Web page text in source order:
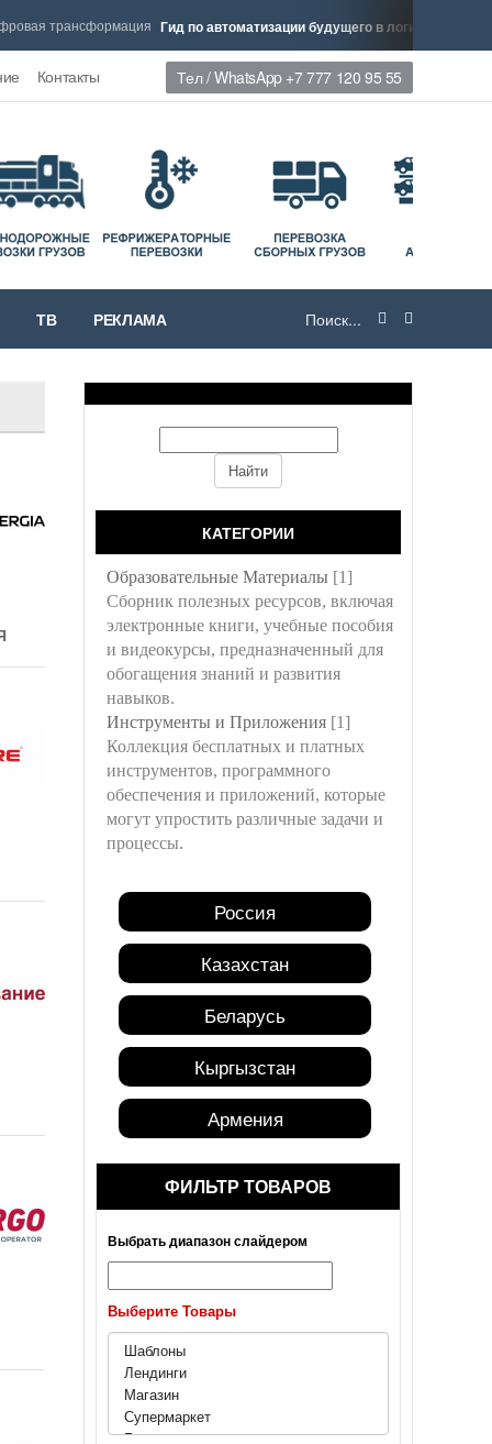
трансформация Гид по автоматизации будущего в логистике
Тел / WhatsApp +7 777 120 95 55
Контакты
ТВ РЕКЛАМА
КАТЕГОРИИ
Образовательные Материалы [1]
Сборник полезных ресурсов, включая
электронные книги, учебные пособия
и видеокурсы, предназначенный для
обогащения знаний и развития
навыков.
Инструменты и Приложения [1]
Коллекция бесплатных и платных
инструментов, программного
обеспечения и приложений, которые
могут упростить различные задачи и
процессы.
Россия
Казахстан
Беларусь
Кыргызстан
Армения
Москва
Барнаул
Алтай
ФИЛЬТР ТОВАРОВ
Выбрать диапазон слайдером
Выберите Товары